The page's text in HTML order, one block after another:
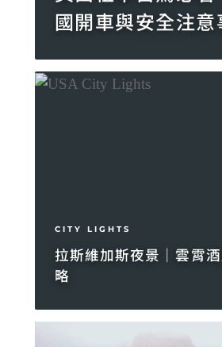
國開車與安全注意
CITY LIGHTS
拉斯維加斯夜景｜雲霄
略